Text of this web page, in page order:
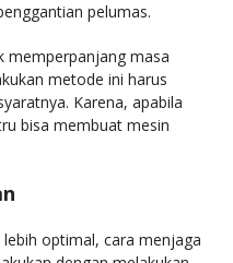
pelumas.
memperpanjang masa
metode ini harus
Karena, apabila
bisa membuat mesin
optimal, cara menjaga